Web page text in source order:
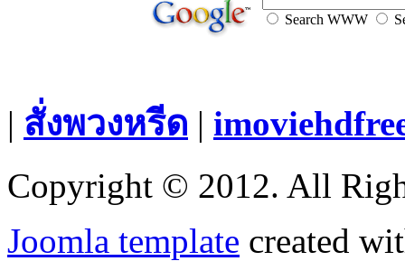
Search WWW
| สั่งพวงหรีด |
Copyright © 2012. All
Joomla template created